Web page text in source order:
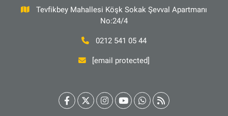
Tevfikbey Mahallesi Köşk Sokak Şevval Apartmanı
No:24/4
0212 541 05 44
[email protected]